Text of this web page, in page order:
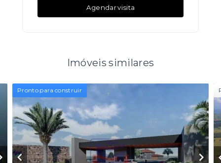
Agendar visita
Imóveis similares
Pronto para construir